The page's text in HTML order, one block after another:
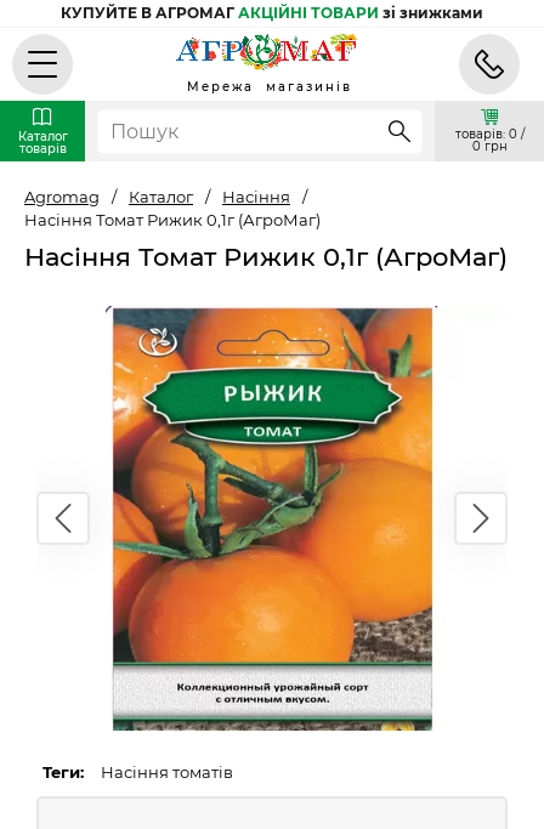
КУПУЙТЕ В АГРОМАГ АКЦІЙНІ ТОВАРИ зі знижками
Мережа магазинів
Каталог
товарів
товарів: 0 /
0 грн
Agromag / Каталог / Насіння
/
Насіння Томат Рижик 0,1г (АгроМаг)
Насіння Томат Рижик 0,1г (АгроМаг)
Теги: Насіння томатів